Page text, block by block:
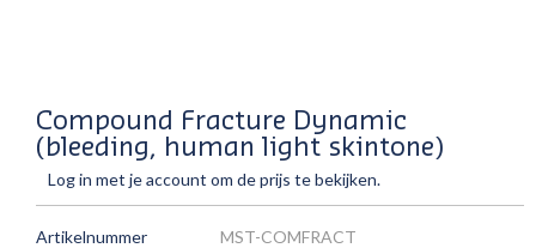
Compound Fracture Dynamic
(bleeding, human light skintone)
Log in met je account om de prijs te bekijken.
Artikelnummer MST-COMFRACT